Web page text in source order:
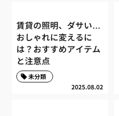
賃貸の照明、ダサい…
おしゃれに変えるに
は？おすすめアイテム
と注意点
2025.08.02
未分類